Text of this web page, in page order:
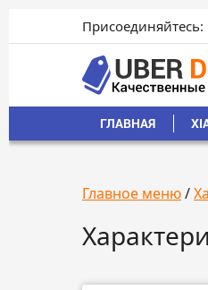
Присоединяйтесь:
ГЛАВНАЯ
Главное меню/